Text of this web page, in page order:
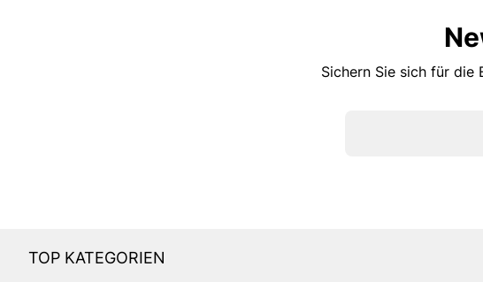
Sichern Sie sich für die
TOP KATEGORIEN